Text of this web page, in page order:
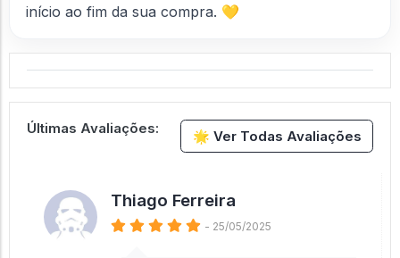
início ao fim da sua compra. 💛
🌟 Ver Todas Avaliações
Últimas Avaliações:
Thiago Ferreira
- 25/05/2025